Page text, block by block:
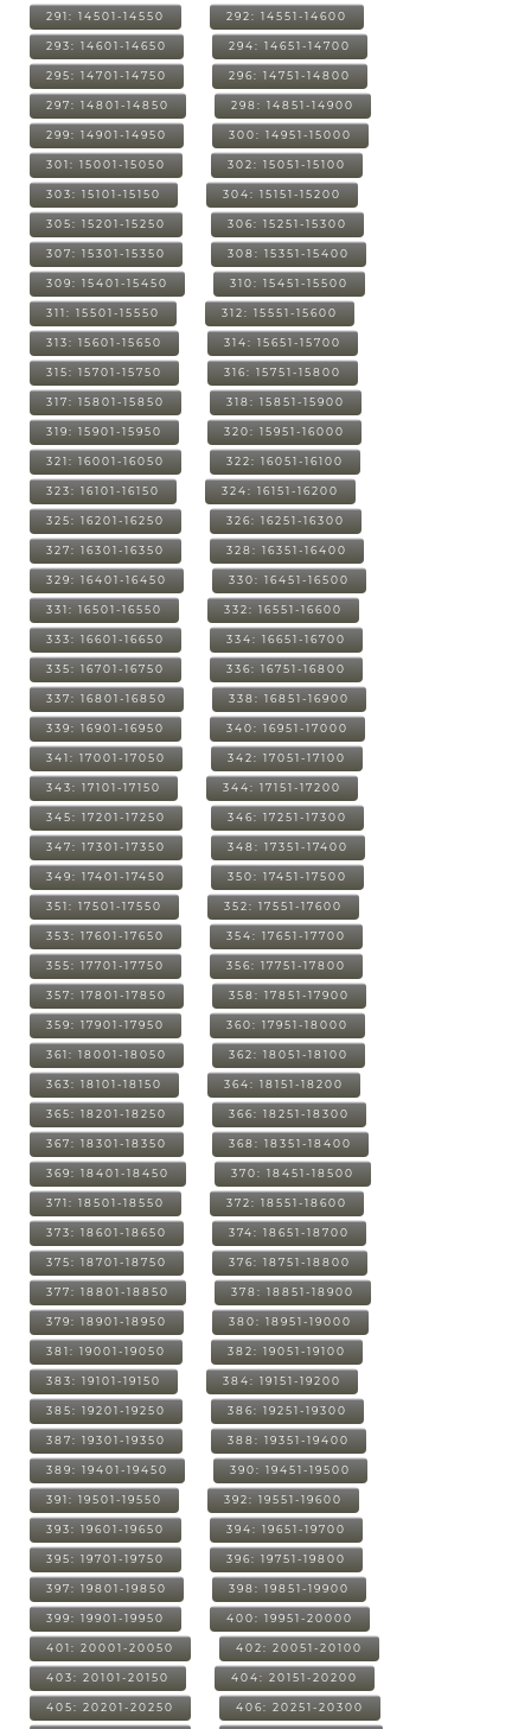
291: 14501-14550 292: 14551-14600
293: 14601-14650 294: 14651-14700
295: 14701-14750 296: 14751-14800
297: 14801-14850 298: 14851-14900
299: 14901-14950 300: 14951-15000
301: 15001-15050 302: 15051-15100
303: 15101-15150 304: 15151-15200
305: 15201-15250 306: 15251-15300
307: 15301-15350 308: 15351-15400
309: 15401-15450 310: 15451-15500
311: 15501-15550 312: 15551-15600
313: 15601-15650 314: 15651-15700
315: 15701-15750 316: 15751-15800
317: 15801-15850 318: 15851-15900
319: 15901-15950 320: 15951-16000
321: 16001-16050 322: 16051-16100
323: 16101-16150 324: 16151-16200
325: 16201-16250 326: 16251-16300
327: 16301-16350 328: 16351-16400
329: 16401-16450 330: 16451-16500
331: 16501-16550 332: 16551-16600
333: 16601-16650 334: 16651-16700
335: 16701-16750 336: 16751-16800
337: 16801-16850 338: 16851-16900
339: 16901-16950 340: 16951-17000
341: 17001-17050 342: 17051-17100
343: 17101-17150 344: 17151-17200
345: 17201-17250 346: 17251-17300
347: 17301-17350 348: 17351-17400
349: 17401-17450 350: 17451-17500
351: 17501-17550 352: 17551-17600
353: 17601-17650 354: 17651-17700
355: 17701-17750 356: 17751-17800
357: 17801-17850 358: 17851-17900
359: 17901-17950 360: 17951-18000
361: 18001-18050 362: 18051-18100
363: 18101-18150 364: 18151-18200
365: 18201-18250 366: 18251-18300
367: 18301-18350 368: 18351-18400
369: 18401-18450 370: 18451-18500
371: 18501-18550 372: 18551-18600
373: 18601-18650 374: 18651-18700
375: 18701-18750 376: 18751-18800
377: 18801-18850 378: 18851-18900
379: 18901-18950 380: 18951-19000
381: 19001-19050 382: 19051-19100
383: 19101-19150 384: 19151-19200
385: 19201-19250 386: 19251-19300
387: 19301-19350 388: 19351-19400
389: 19401-19450 390: 19451-19500
391: 19501-19550 392: 19551-19600
393: 19601-19650 394: 19651-19700
395: 19701-19750 396: 19751-19800
397: 19801-19850 398: 19851-19900
399: 19901-19950 400: 19951-20000
401: 20001-20050 402: 20051-20100
403: 20101-20150 404: 20151-20200
405: 20201-20250 406: 20251-20300